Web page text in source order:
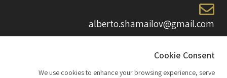
alberto.shamailov@gmail.com
Cookie Consent
We use cookies to enhance your browsing experience, serve